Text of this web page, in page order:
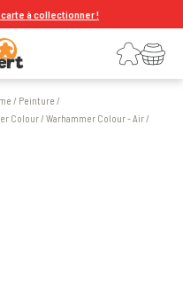
à collectionner !
Connexion
Votre panier
/ Peinture /
Colour/Warhammer Colour - Air/